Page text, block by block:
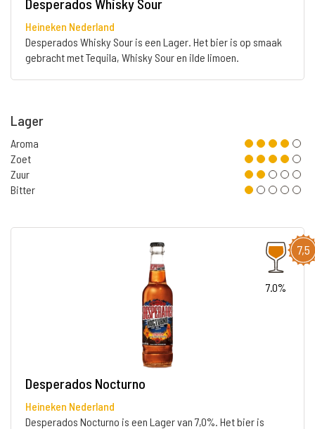
Desperados Whisky Sour
Heineken Nederland
Desperados Whisky Sour is een Lager. Het bier is op smaak
gebracht met Tequila, Whisky Sour en ilde limoen.
Lager
Aroma
Zoet
Zuur
Bitter
7,5
7.0%
Desperados Nocturno
Heineken Nederland
Desperados Nocturno is een Lager van 7,0%. Het bier is